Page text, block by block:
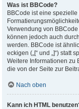
Was ist BBCode?
BBCode ist eine
Verwendung von
können jedoch auch
werden. BBCode ist
eckigen („[“ und „]“) statt
Weitere Informationen zu
die von der Seite zur
Nach oben
Kann ich HTML